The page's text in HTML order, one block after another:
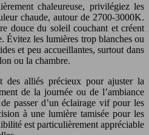
chaleureuse, privilégiez les
chaude, autour de 2700-3000K.
douce du soleil couchant et créent
Évitez les lumières trop blanches ou
et peu accueillantes, surtout dans
ou la chambre.
des alliés précieux pour ajuster la
de la journée ou de l’ambiance
passer d’un éclairage vif pour les
à une lumière tamisée pour les
est particulièrement appréciable